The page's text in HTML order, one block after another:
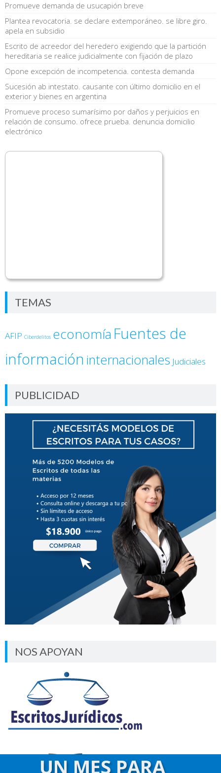
Promueve demanda de usucapión breve
Plantea revocatoria. se declare extemporáneo. se libre giro.
apela en subsidio
Escrito de acreedor del heredero exigiendo que la partición
hereditaria se realice judicialmente con fijación de plazo
Opone excepción de incompetencia. contesta demanda
Sucesión ab intestato. causante con último domicilio en el
exterior y bienes en argentina
Promueve proceso sumarísimo por daños y perjuicios en
relación de consumo. ofrece prueba. denuncia domicilio
electrónico
TEMAS
AFIP Ciberdelitos economía Fuentes de
información internacionales Judiciales
PUBLICIDAD
NOS APOYAN
UN MES PARA